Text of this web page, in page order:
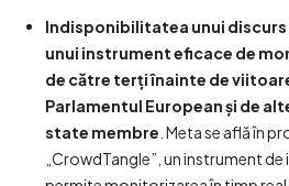
Indisponibilitatea unui discurs
unui instrument eficace de
de către terți înainte de
Parlamentul European și de
state membre . Meta se află în
„CrowdTangle”, un instrument